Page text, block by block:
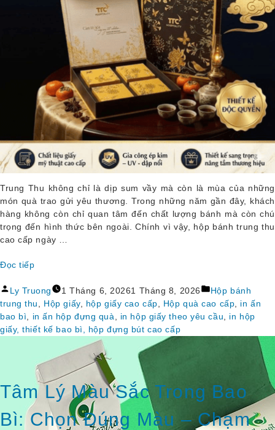
Trung Thu không chỉ là dịp sum vầy mà còn là mùa của những
món quà trao gửi yêu thương. Trong những năm gần đây, khách
hàng không còn chỉ quan tâm đến chất lượng bánh mà còn chú
trọng đến hình thức bên ngoài. Chính vì vậy, hộp bánh trung thu
cao cấp ngày …
Đọc tiếp
BÁNH
TRUNG
THU
CAO
GROUND
–
KHI
BAO
BÌ
Đăng
bởi
Ly Truong 1 Tháng 6, 20261 Tháng 8, 2026
Đăng
trong
Hộp bánh
trung thu
Hộp giấy, hộp giấy cao cấp Hộp quà cao cấp
in ấn
bao bì
in ấn hộp đựng quà in hộp giấy theo yêu cầu
in hộp
giấy, thiết kế bao bì, hộp đựng bút cao cấp
Tâm Lý Màu Sắc Trong Bao
Bì: Chọn Đúng Màu – Chạm